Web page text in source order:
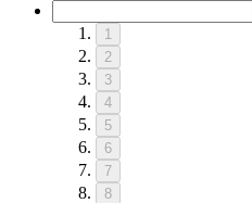
1
2
3
4
5
6
7
8